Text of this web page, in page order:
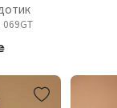
069GT